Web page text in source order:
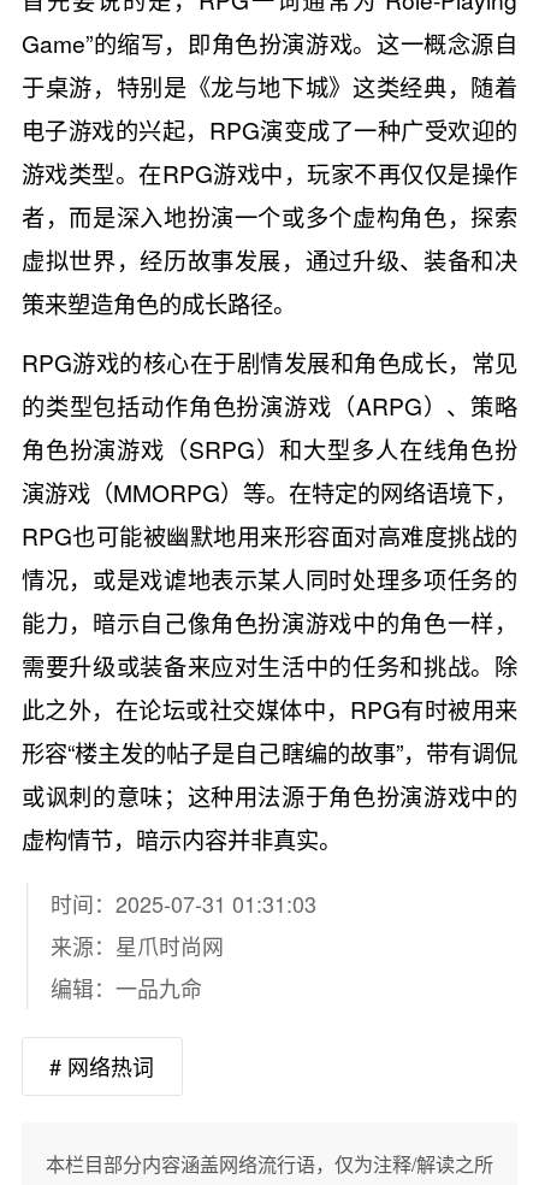
Game”的缩写，即角色扮演游戏。这一概念源自
于桌游，特别是《龙与地下城》这类经典，随着
电子游戏的兴起，RPG演变成了一种广受欢迎的
游戏类型。在RPG游戏中，玩家不再仅仅是操作
者，而是深入地扮演一个或多个虚构角色，探索
虚拟世界，经历故事发展，通过升级、装备和决
策来塑造角色的成长路径。
RPG游戏的核心在于剧情发展和角色成长，常见
的类型包括动作角色扮演游戏（ARPG）、策略
角色扮演游戏（SRPG）和大型多人在线角色扮
演游戏（MMORPG）等。在特定的网络语境下，
RPG也可能被幽默地用来形容面对高难度挑战的
情况，或是戏谑地表示某人同时处理多项任务的
能力，暗示自己像角色扮演游戏中的角色一样，
需要升级或装备来应对生活中的任务和挑战。除
此之外，在论坛或社交媒体中，RPG有时被用来
形容“楼主发的帖子是自己瞎编的故事”，带有调侃
或讽刺的意味；这种用法源于角色扮演游戏中的
虚构情节，暗示内容并非真实。
时间：2025-07-31 01:31:03
来源： 星爪时尚网
编辑：一品九命
# 网络热词
本栏目部分内容涵盖网络流行语，仅为注释/解读之所